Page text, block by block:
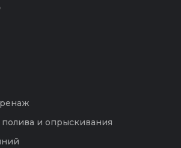
и опрыскивания